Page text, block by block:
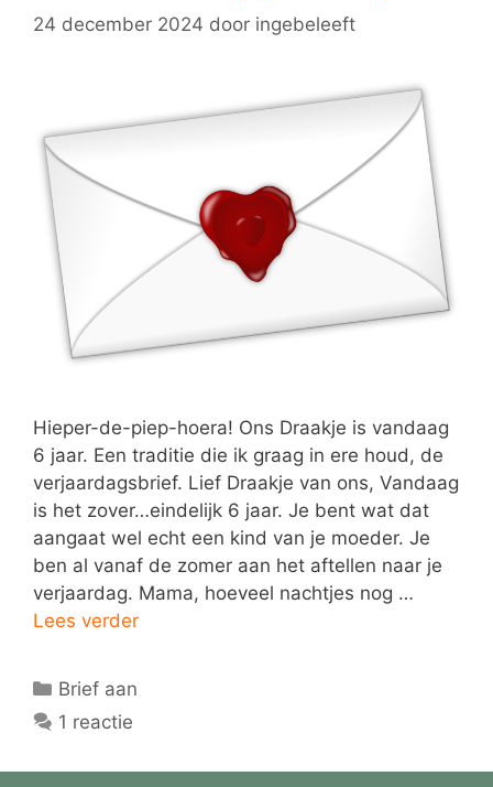
24 december 2024 door ingebeleeft
Hieper-de-piep-hoera! Ons Draakje is vandaag
6 jaar. Een traditie die ik graag in ere houd, de
verjaardagsbrief. Lief Draakje van ons, Vandaag
is het zover…eindelijk 6 jaar. Je bent wat dat
aangaat wel echt een kind van je moeder. Je
ben al vanaf de zomer aan het aftellen naar je
verjaardag. Mama, hoeveel nachtjes nog …
Lees verder
Categorieën
Brief aan
1 reactie